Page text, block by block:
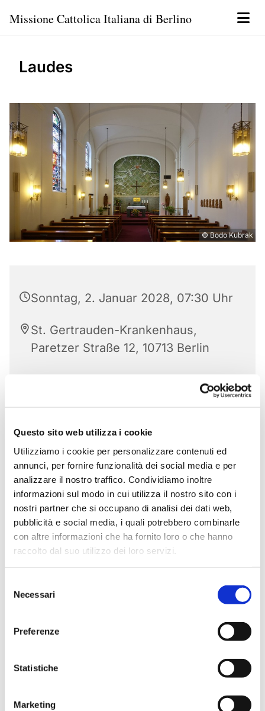
Questo sito web utilizza i cookie
Utilizziamo i cookie per personalizzare contenuti ed
annunci, per fornire funzionalità dei social media e per
analizzare il nostro traffico. Condividiamo inoltre
informazioni sul modo in cui utilizza il nostro sito con i
nostri partner che si occupano di analisi dei dati web,
pubblicità e social media, i quali potrebbero combinarle
con altre informazioni che ha fornito loro o che hanno
raccolto dal suo utilizzo dei loro servizi.
delNecessari
Preferenze
Statistiche
Marketing
Missione Cattolica Italiana di Berlino
Laudes
© Bodo Kubrak
Sonntag, 2. Januar 2028, 07:30 Uhr
St. Gertrauden-Krankenhaus,
Paretzer Straße 12, 10713 Berlin